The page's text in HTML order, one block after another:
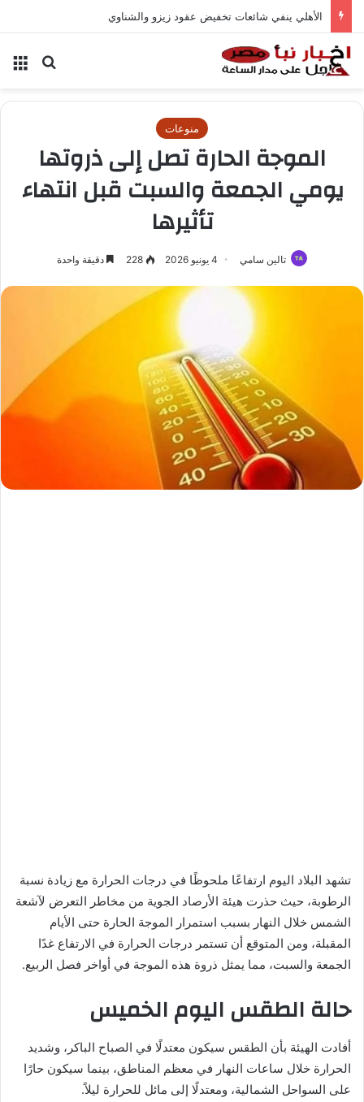
الأهلي ينفي شائعات تخفيض عقود زيزو والشناوي
بحث
منوعات
الموجة الحارة تصل إلى ذروتها
يومي الجمعة والسبت قبل انتهاء
تأثيرها
تالين سامي 4 يونيو 2026 228 دقيقة واحدة
تشهد البلاد اليوم ارتفاعًا ملحوظًا في درجات الحرارة مع زيادة نسبة
الرطوبة، حيث حذرت هيئة الأرصاد الجوية من مخاطر التعرض لآشعة
الشمس خلال النهار بسبب استمرار الموجة الحارة حتى الأيام
المقبلة، ومن المتوقع أن تستمر درجات الحرارة في الارتفاع غدًا
الجمعة والسبت، مما يمثل ذروة هذه الموجة في أواخر فصل الربيع.
حالة الطقس اليوم الخميس
أفادت الهيئة بأن الطقس سيكون معتدلًا في الصباح الباكر، وشديد
الحرارة خلال ساعات النهار في معظم المناطق، بينما سيكون حارًا
على السواحل الشمالية، ومعتدلًا إلى مائل للحرارة ليلاً.